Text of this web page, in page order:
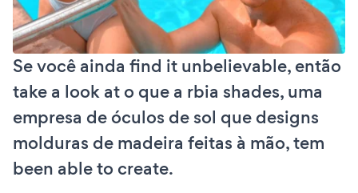
Se você ainda find it unbelievable, então
take a look at o que a rbia shades, uma
empresa de óculos de sol que designs
molduras de madeira feitas à mão, tem
been able to create.